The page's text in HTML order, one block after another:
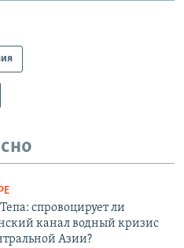
спровоцирует ли
канал водный кризис
Азии?